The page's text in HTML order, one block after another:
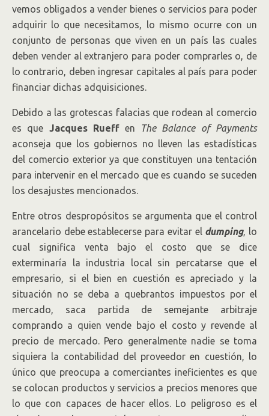
vemos obligados a vender bienes o servicios para poder
adquirir lo que necesitamos, lo mismo ocurre con un
conjunto de personas que viven en un país las cuales
deben vender al extranjero para poder comprarles o, de
lo contrario, deben ingresar capitales al país para poder
financiar dichas adquisiciones.
Debido a las grotescas falacias que rodean al comercio
es que Jacques Rueffen
The Balance of Payments
aconseja que los gobiernos no lleven las estadísticas
del comercio exterior ya que constituyen una tentación
para intervenir en el mercado que es cuando se suceden
los desajustes mencionados.
Entre otros despropósitos se argumenta que el control
arancelario debe establecerse para evitar el dumping, lo
cual significa venta bajo el costo que se dice
exterminaría la industria local sin percatarse que el
empresario, si el bien en cuestión es apreciado y la
situación no se deba a quebrantos impuestos por el
mercado, saca partida de semejante arbitraje
comprando a quien vende bajo el costo y revende al
precio de mercado. Pero generalmente nadie se toma
siquiera la contabilidad del proveedor en cuestión, lo
único que preocupa a comerciantes ineficientes es que
se colocan productos y servicios a precios menores que
lo que con capaces de hacer ellos. Lo peligroso es el